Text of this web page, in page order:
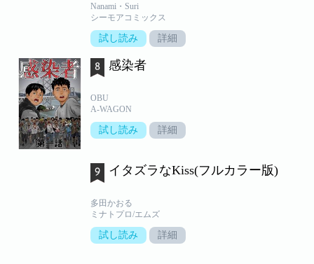
Nanami・Suri
シーモアコミックス
試し読み 詳細
感染者
OBU
A-WAGON
試し読み 詳細
イタズラなKiss(フルカラー版)
多田かおる
ミナトプロ/エムズ
試し読み 詳細